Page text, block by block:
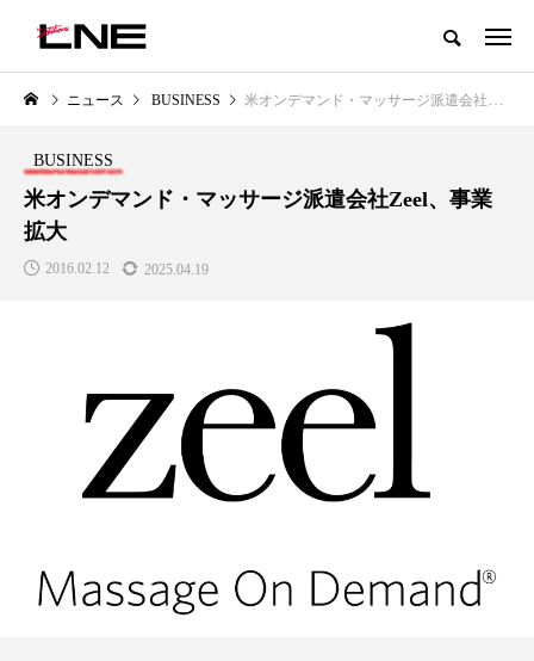
グローバルビューティ＆ヘルスケアビジネス誌
LIFESTYLE
SNSの「加工顔」と美容医療｜AI
がもたらす可能性とこれから
2026.07.13
BUSINESS
GWI調査から読み解く2030年の
の次世代モデル
2026.08.06
ニュース BUSINESS 米オンデマンド・マッサージ派遣会社Zeel、事業拡大
BUSINESS
米オンデマンド・マッサージ派遣会社Zeel、事業
拡大
2016.02.12 2025.04.19